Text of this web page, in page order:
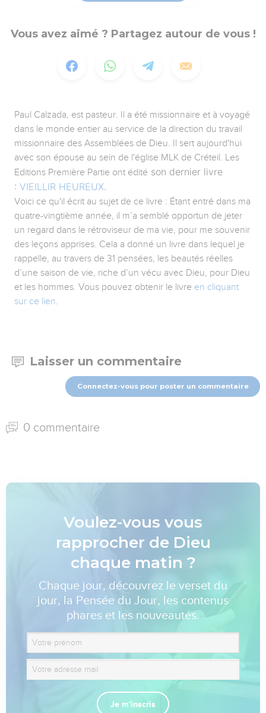
Vous avez aimé ? Partagez autour de vous !
Paul Calzada, est pasteur. Il a été missionnaire et à voyagé
dans le monde entier au service de la direction du travail
missionnaire des Assemblées de Dieu. Il sert aujourd'hui
avec son épouse au sein de l'église MLK de Créteil. Les
Editions Première Partie ont édité son dernier livre
: VIEILLIR HEUREUX.
Voici ce qu'il écrit au sujet de ce livre : Étant entré dans ma
quatre-vingtième année, il m’a semblé opportun de jeter
un regard dans le rétroviseur de ma vie, pour me souvenir
des leçons apprises. Cela a donné un livre dans lequel je
rappelle, au travers de 31 pensées, les beautés réelles
d’une saison de vie, riche d’un vécu avec Dieu, pour Dieu
et les hommes. Vous pouvez obtenir le livre en cliquant
sur ce lien.
Laisser un commentaire
Connectez-vous pour poster un commentaire
0 commentaire
Voulez-vous vous
rapprocher de Dieu
chaque matin ?
Chaque jour, découvrez le verset du
jour, la Pensée du Jour, les contenus
phares et les nouveautés.
Je m'inscris